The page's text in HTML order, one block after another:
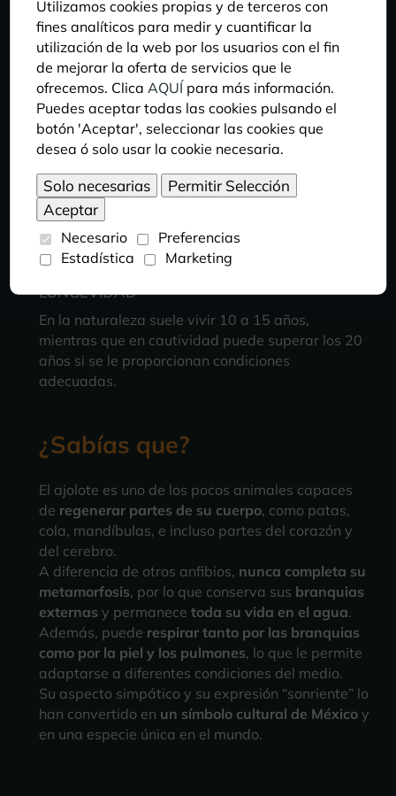
pequeños peces, gusanos, insectos acuáticos y
crustáceos. En cautividad también acepta
alimentos preparados como pellets o larvas.
HÁBITAT
Vive en lagos, canales y cuerpos de agua dulce
de la región de Xochimilco, Ciudad de México,
prefiriendo aguas frías, limpias y con abundante
vegetación sumergida.
LONGEVIDAD
En la naturaleza suele vivir 10 a 15 años,
mientras que en cautividad puede superar los 20
años si se le proporcionan condiciones
adecuadas.
¿Sabías que?
El ajolote es uno de los pocos animales capaces
de regenerar partes de su cuerpo, como patas,
cola, mandíbulas, e incluso partes del corazón y
del cerebro.
A diferencia de otros anfibios, nunca completa su
metamorfosis, por lo que conserva sus branquias
externas y permanece toda su vida en el agua.
Además, puede respirar tanto por las branquias
como por la piel y los pulmones, lo que le permite
adaptarse a diferentes condiciones del medio.
Su aspecto simpático y su expresión “sonriente” lo
han convertido en un símbolo cultural de Méxicoy
en una especie única en el mundo.
Utilizamos cookies propias y de terceros con
fines analíticos para medir y cuantificar la
utilización de la web por los usuarios con el fin
de mejorar la oferta de servicios que le
ofrecemos. Clica AQUÍ para más información.
Puedes aceptar todas las cookies pulsando el
botón 'Aceptar', seleccionar las cookies que
desea ó solo usar la cookie necesaria.
Necesario
Preferencias
Estadística
Marketing